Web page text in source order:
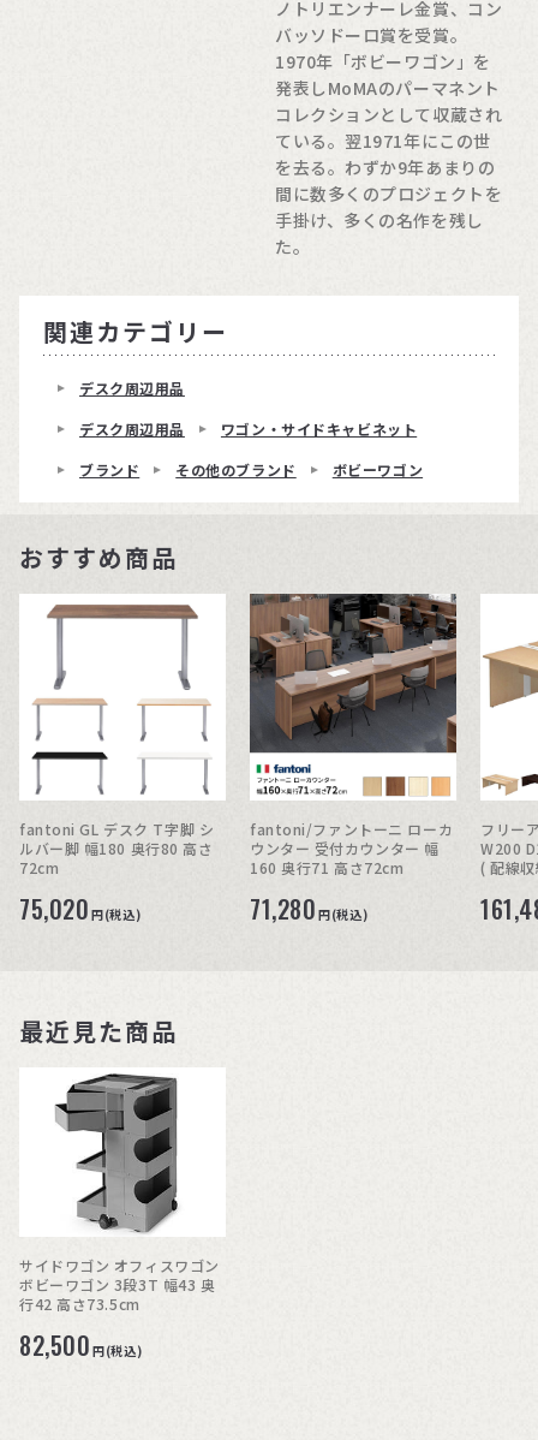
ノトリエンナーレ金賞、コン
バッソドーロ賞を受賞。
1970年「ボビーワゴン」を
発表しMoMAのパーマネント
コレクションとして収蔵され
ている。翌1971年にこの世
を去る。わずか9年あまりの
間に数多くのプロジェクトを
手掛け、多くの名作を残し
た。
関連カテゴリー
デスク周辺用品
デスク周辺用品
ワゴン・サイドキャビネット
ブランド
その他のブランド ボビーワゴン
おすすめ商品
fantoni GL デスク T字脚 シ
ルバー脚 幅180 奥行80 高さ
72cm
75,020 円(税込)
fantoni/ファントーニ ローカ
ウンター 受付カウンター 幅
160 奥行71 高さ72cm
71,280 円(税込)
フリー
W200
( 配線
最近見た商品
サイドワゴン オフィスワゴン
ボビーワゴン 3段3T 幅43 奥
行42 高さ73.5cm
82,500 円(税込)